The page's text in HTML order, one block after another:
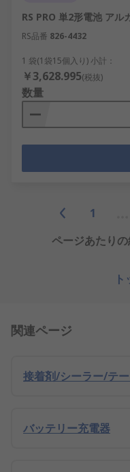
RS PRO 単2形電池 アル
RS品番 826-4432
1 袋(1袋15個入り) 小計：
￥3,628.995(税抜)
数量
1
ページあたり
関連ページ
接着剤/シーラー/テ
バッテリー充電器